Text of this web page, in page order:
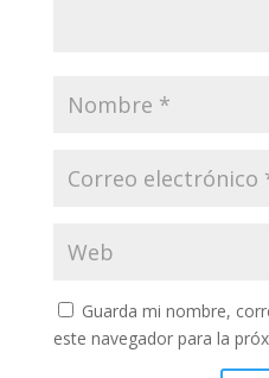
Guarda mi nombre,
este navegador para la